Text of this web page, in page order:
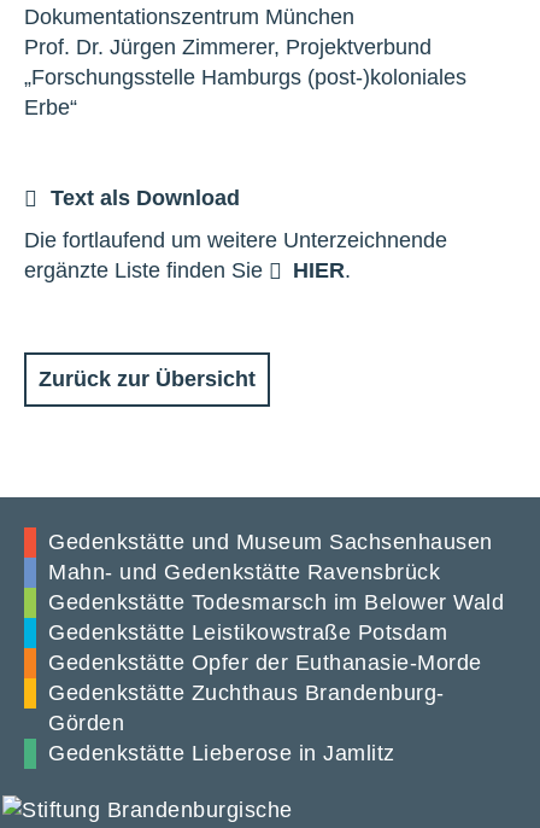
Dokumentationszentrum München
Prof. Dr. Jürgen Zimmerer, Projektverbund
„Forschungsstelle Hamburgs (post-)koloniales
Erbe“
Text als Download
Die fortlaufend um weitere Unterzeichnende
ergänzte Liste finden Sie
HIER.
Zurück zur Übersicht
Gedenkstätte und Museum Sachsenhausen
Mahn- und Gedenkstätte Ravensbrück
Gedenkstätte Todesmarsch im Belower Wald
Gedenkstätte Leistikowstraße Potsdam
Gedenkstätte Opfer der Euthanasie-Morde
Gedenkstätte Zuchthaus Brandenburg-
Görden
Gedenkstätte Lieberose in Jamlitz